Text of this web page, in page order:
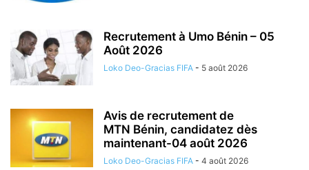
Recrutement à Umo Bénin – 05
Août 2026
Loko Deo-Gracias FIFA - 5 août 2026
Avis de recrutement de
MTN Bénin, candidatez dès
maintenant-04 août 2026
Loko Deo-Gracias FIFA - 4 août 2026